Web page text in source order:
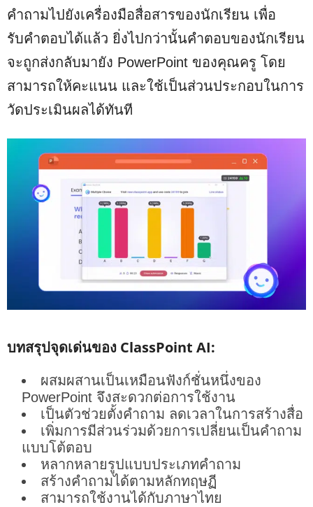
คำถามไปยังเครื่องมือสื่อสารของนักเรียน เพื่อ
รับคำตอบได้แล้ว ยิ่งไปกว่านั้นคำตอบของนักเรียน
จะถูกส่งกลับมายัง PowerPoint ของคุณครู โดย
สามารถให้คะแนน และใช้เป็นส่วนประกอบในการ
วัดประเมินผลได้ทันที
บทสรุปจุดเด่นของ ClassPoint AI:
ผสมผสานเป็นเหมือนฟังก์ชั่นหนึ่งของ
PowerPoint จึงสะดวกต่อการใช้งาน
เป็นตัวช่วยตั้งคำถาม ลดเวลาในการสร้างสื่อ
เพิ่มการมีส่วนร่วมด้วยการเปลี่ยนเป็นคำถาม
แบบโต้ตอบ
หลากหลายรูปแบบประเภทคำถาม
สร้างคำถามได้ตามหลักทฤษฏี
สามารถใช้งานได้กับภาษาไทย